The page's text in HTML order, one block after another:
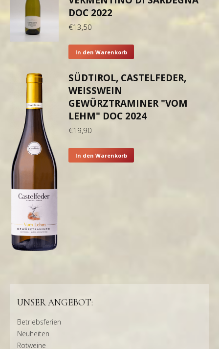
DOC 2022
€13,50
In den Warenkorb
SÜDTIROL, CASTELFEDER,
WEISSWEIN G
EWÜRZTRAMINER "VOM L
EHM" DOC 2024
€19,90
In den Warenkorb
UNSER ANGEBOT:
Betriebsferien
Neuheiten
Rotweine